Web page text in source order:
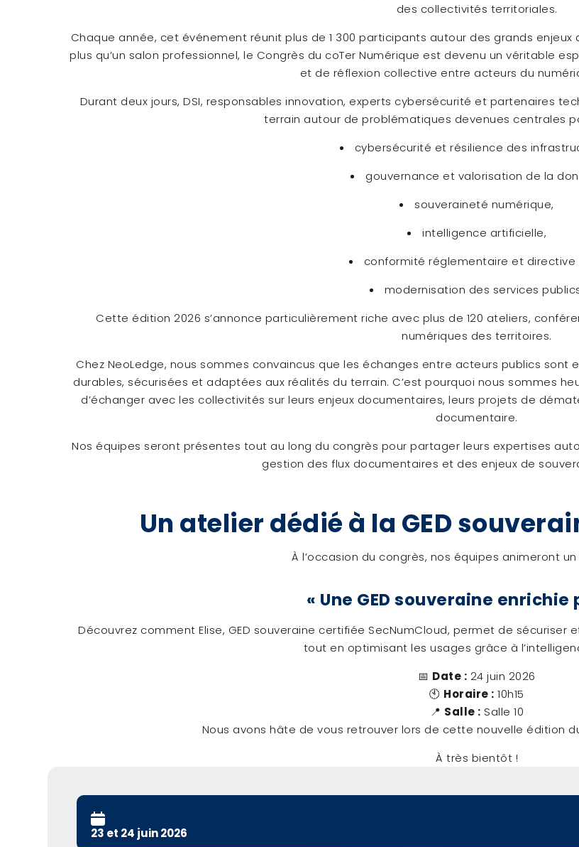
des collectivités territoriales.
Chaque année, cet événement réunit plus de 1 300 participants autour des grands
plus qu’un salon professionnel, le Congrès du coTer Numérique est devenu un véritable
et de réflexion collective entre acteurs du
Durant deux jours, DSI, responsables innovation, experts cybersécurité et partenaires
terrain autour de problématiques devenues centrales
cybersécurité et résilience des
gouvernance et valorisation de la
souveraineté numérique,
intelligence artificielle,
conformité réglementaire et directive
modernisation des services
Cette édition 2026 s’annonce particulièrement riche avec plus de 120 ateliers,
numériques des territoires.
Chez NeoLedge, nous sommes convaincus que les échanges entre acteurs publics
durables, sécurisées et adaptées aux réalités du terrain. C’est pourquoi nous sommes
d’échanger avec les collectivités sur leurs enjeux documentaires, leurs projets de
documentaire.
Nos équipes seront présentes tout au long du congrès pour partager leurs expertises
gestion des flux documentaires et des enjeux de
Un atelier dédié à la GED
À l’occasion du congrès, nos équipes animeront
« Une GED souveraine enrichie
Découvrez commentElise, GED souveraine certifiée SecNumCloud, permet de
tout en optimisant les usages grâce à
📅 Date : 24 juin 2026
🕙 Horaire : 10h15
📍 Salle : Salle 10
Nous avons hâte de vous retrouver lors de cette nouvelle édition
À très bientôt !
23 et 24 juin 2026